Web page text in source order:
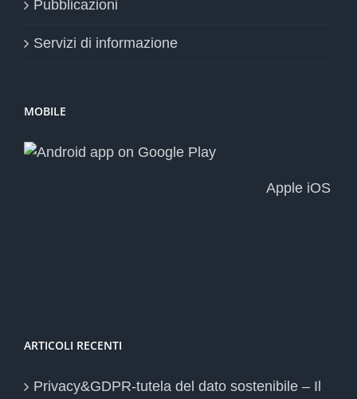
Pubblicazioni
Servizi di informazione
MOBILE
Apple iOS
ARTICOLI RECENTI
Privacy&GDPR-tutela del dato sostenibile – Il